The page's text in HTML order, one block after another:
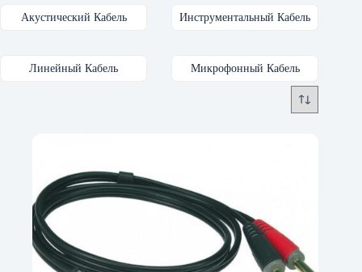
Акустический Кабель Инструментальный Кабель
Линейный Кабель Микрофонный Кабель